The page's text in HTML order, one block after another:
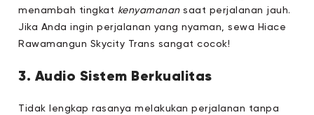
menambah tingkat kenyamanansaat perjalanan jauh.
Jika Anda ingin perjalanan yang nyaman, sewa Hiace
Rawamangun Skycity Trans sangat cocok!
3. Audio Sistem Berkualitas
Tidak lengkap rasanya melakukan perjalanan tanpa